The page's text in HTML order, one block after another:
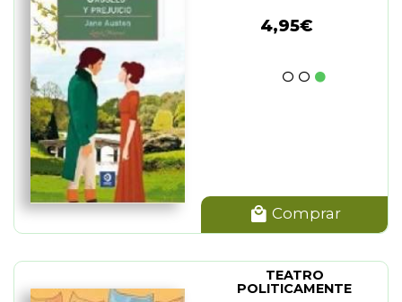
4,95€
Comprar
TEATRO
POLITICAMENTE